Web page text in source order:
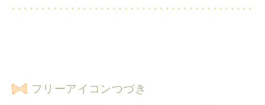
フリーアイコンつづき